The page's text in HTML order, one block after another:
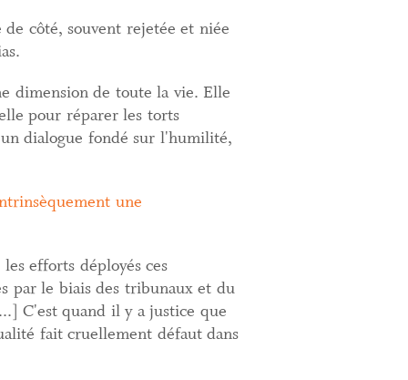
côté, souvent rejetée et niée
dimension de toute la vie. Elle
pour réparer les torts
dialogue fondé sur l'humilité,
une
efforts déployés ces
par le biais des tribunaux et du
C'est quand il y a justice que
fait cruellement défaut dans